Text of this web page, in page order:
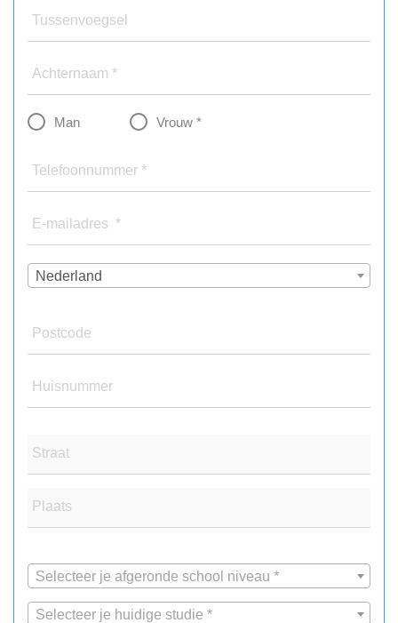
Tussenvoegsel
Achternaam *
Man Vrouw *
Telefoonnummer *
E-mailadres *
Nederland
Postcode
Huisnummer
Straat
Plaats
Selecteer je afgeronde school niveau *
Selecteer je huidige studie *